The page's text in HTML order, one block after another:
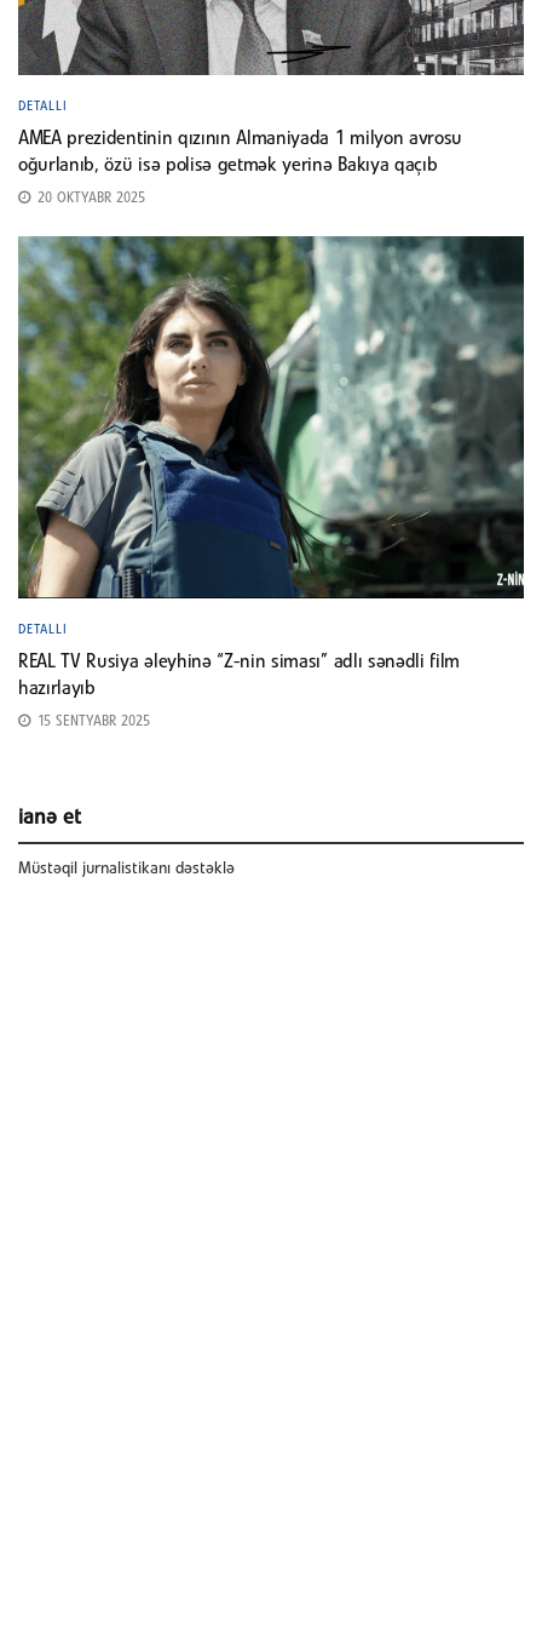
DETALLI
AMEA prezidentinin qızının Almaniyada 1 milyon avrosu
oğurlanıb, özü isə polisə getmək yerinə Bakıya qaçıb
20 OKTYABR 2025
DETALLI
REAL TV Rusiya əleyhinə “Z-nin siması” adlı sənədli film
hazırlayıb
15 SENTYABR 2025
ianə et
Müstəqil jurnalistikanı dəstəklə